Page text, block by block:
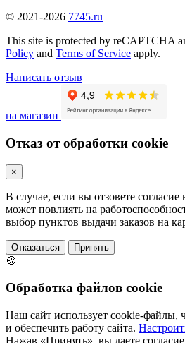
© 2021-2026 7745.ru
This site is protected by reCAPTCHA
Policy and Terms of Service apply.
Написать отзыв
на магазин
Отказ от обработки cookie
×
В случае, если вы отзовете
может повлиять на
выбор пунктов выдачи заказов на
Отказаться Принять
🍪
Обработка файлов cookie
Наш сайт использует cookie-файлы,
и обеспечить работу сайта.
Нажав «Принять», вы даете